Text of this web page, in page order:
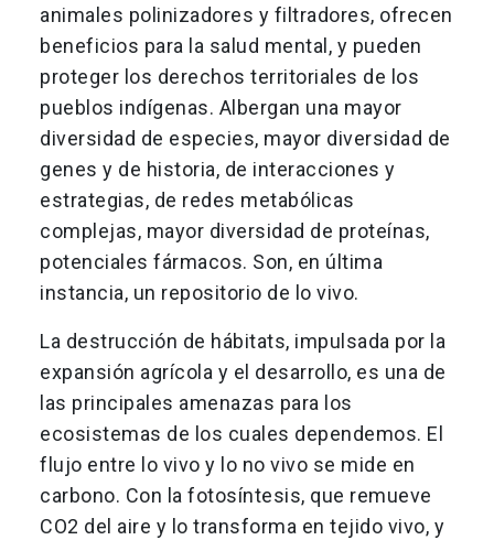
animales polinizadores y filtradores, ofrecen
beneficios para la salud mental, y pueden
proteger los derechos territoriales de los
pueblos indígenas. Albergan una mayor
diversidad de especies, mayor diversidad de
genes y de historia, de interacciones y
estrategias, de redes metabólicas
complejas, mayor diversidad de proteínas,
potenciales fármacos. Son, en última
instancia, un repositorio de lo vivo.
La destrucción de hábitats, impulsada por la
expansión agrícola y el desarrollo, es una de
las principales amenazas para los
ecosistemas de los cuales dependemos. El
flujo entre lo vivo y lo no vivo se mide en
carbono. Con la fotosíntesis, que remueve
CO2 del aire y lo transforma en tejido vivo, y